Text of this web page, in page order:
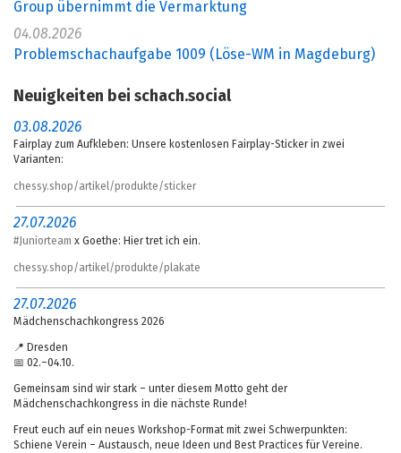
Group übernimmt die Vermarktung
04.08.2026
Problemschachaufgabe 1009 (Löse-WM in Magdeburg)
Neuigkeiten bei schach.social
03.08.2026
Fairplay zum Aufkleben: Unsere kostenlosen Fairplay-Sticker in zwei
Varianten:
chessy.shop/artikel/produkte/sticker
27.07.2026
#Juniorteam x Goethe: Hier tret ich ein.
chessy.shop/artikel/produkte/plakate
27.07.2026
Mädchenschachkongress 2026
📍 Dresden
📅 02.–04.10.
Gemeinsam sind wir stark – unter diesem Motto geht der
Mädchenschachkongress in die nächste Runde!
Freut euch auf ein neues Workshop-Format mit zwei Schwerpunkten:
Schiene Verein – Austausch, neue Ideen und Best Practices für Vereine.